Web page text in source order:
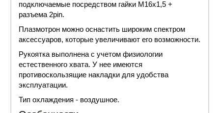
подключаемые посредством гайки М16х1,5 +
разъема 2pin.
Плазмотрон можно оснастить широким спектром
аксессуаров, которые увеличивают его возможности.
Рукоятка выполнена с учетом физиологии
естественного хвата. У нее имеются
противоскользящие накладки для удобства
эксплуатации.
Тип охлаждения - воздушное.